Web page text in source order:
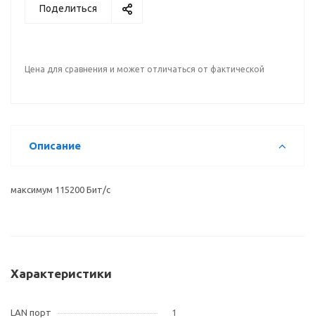
Поделиться
Цена для сравнения и может отличаться от фактической
Описание
максимум 115200 Бит/с
Характеристики
LAN порт
1